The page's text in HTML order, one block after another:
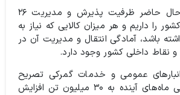
وی ادامه داد: در حال حاضر ظرفیت پذیرش و مدیریت ۲۶
را داریم و هر میزان کالایی که نیاز به
باشد، آمادگی انتقال و مدیریت آن در
نقاط داخلی کشور وجود دارد.
عمومی و خدمات گمرکی تصریح
کرد: این ظرفیت طی ماه‌های آینده به ۳۰ میلیون تن افزایش